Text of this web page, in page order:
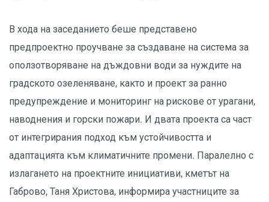
В хода на заседанието беше представено
предпроектно проучване за създаване на система за
оползотворяване на дъждовни води за нуждите на
градското озеленяване, както и проект за ранно
предупреждение и мониторинг на рискове от урагани,
наводнения и горски пожари. И двата проекта са част
от интегрирания подход към устойчивостта и
адаптацията към климатичните промени. Паралелно с
излагането на проектните инициативи, кметът на
Габрово, Таня Христова, информира участниците за